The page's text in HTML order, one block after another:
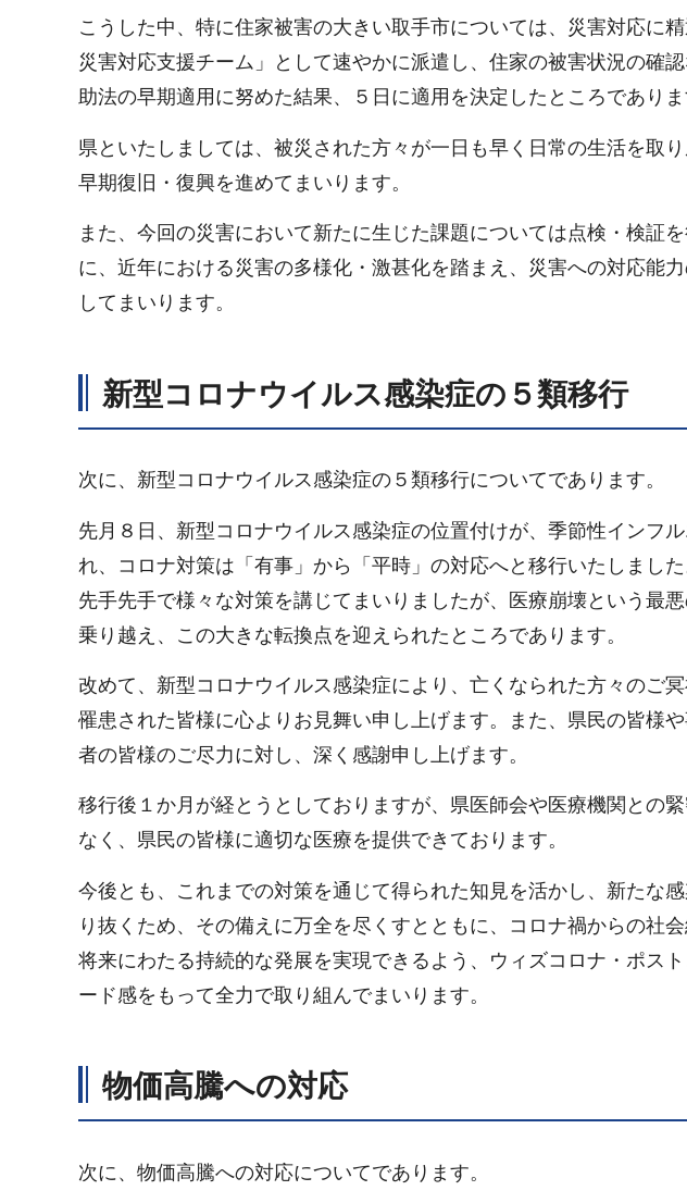
こうした中、特に住家被害の大きい取手市については、災害対応に
災害対応支援チーム」として速やかに派遣し、住家の被害状況の確
助法の早期適用に努めた結果、５日に適用を決定したところでありま
県といたしましては、被災された方々が一日も早く日常の生活を取
早期復旧・復興を進めてまいります。
また、今回の災害において新たに生じた課題については点検・検証
に、近年における災害の多様化・激甚化を踏まえ、災害への対応能
してまいります。
新型コロナウイルス感染症の５類移行
次に、新型コロナウイルス感染症の５類移行についてであります。
先月８日、新型コロナウイルス感染症の位置付けが、季節性インフ
れ、コロナ対策は「有事」から「平時」の対応へと移行いたしまし
先手先手で様々な対策を講じてまいりましたが、医療崩壊という最
乗り越え、この大きな転換点を迎えられたところであります。
改めて、新型コロナウイルス感染症により、亡くなられた方々のご
罹患された皆様に心よりお見舞い申し上げます。また、県民の皆様
者の皆様のご尽力に対し、深く感謝申し上げます。
移行後１か月が経とうとしておりますが、県医師会や医療機関との
なく、県民の皆様に適切な医療を提供できております。
今後とも、これまでの対策を通じて得られた知見を活かし、新たな
り抜くため、その備えに万全を尽くすとともに、コロナ禍からの社
将来にわたる持続的な発展を実現できるよう、ウィズコロナ・ポス
ード感をもって全力で取り組んでまいります。
物価高騰への対応
次に、物価高騰への対応についてであります。